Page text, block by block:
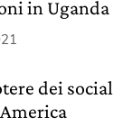
in Uganda
dei social